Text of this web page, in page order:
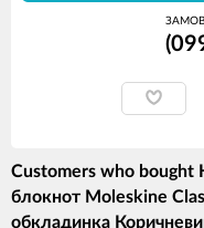
Customers who bought
блокнот Moleskine
обкладинка